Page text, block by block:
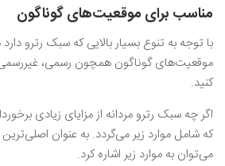
مناسب برای موقعیت‌های گوناگون
با توجه به تنوع بسیار بالایی که سبک رترو
موقعیت‌های گوناگون همچون رسمی،
کنید.
اگر چه سبک رترو مردانه از مزایای زیادی
که شامل موارد زیر می‌گردد. به عنوان
می‌توان به موارد زیر اشاره کرد.